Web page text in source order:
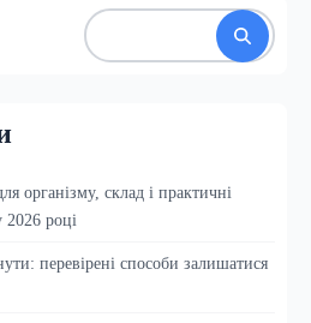
організму, склад і практичні
2026 році
перевірені способи залишатися